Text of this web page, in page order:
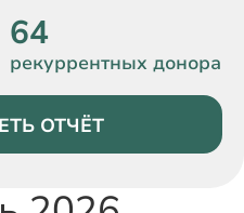
64
рекуррентных донора
ОТЧЁТ